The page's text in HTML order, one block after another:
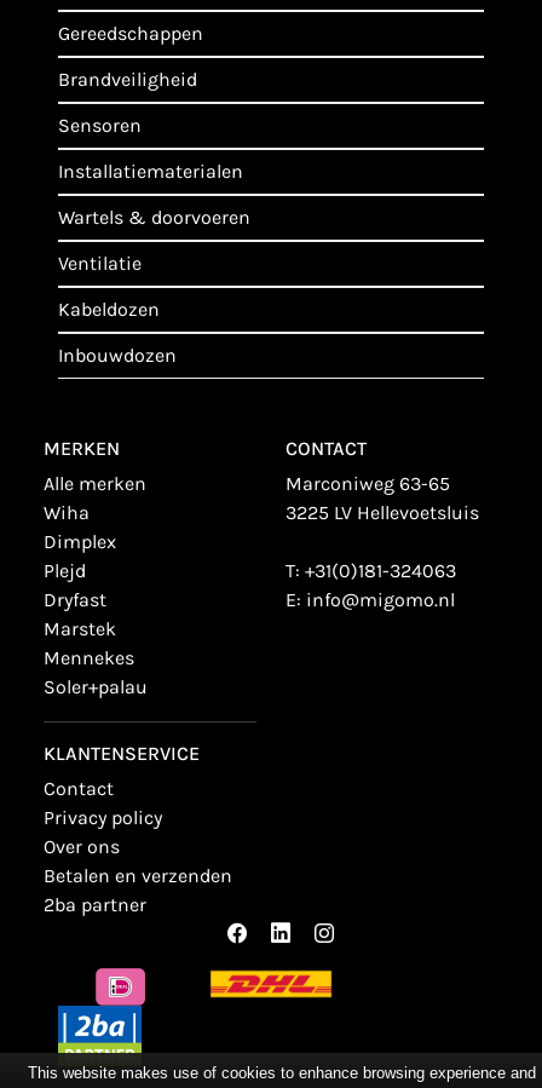
gereedschappen
brandveiligheid
sensoren
installatiematerialen
wartels & doorvoeren
ventilatie
kabeldozen
inbouwdozen
MERKEN
alle merken
wiha
dimplex
plejd
dryfast
marstek
mennekes
soler+palau
KLANTENSERVICE
contact
privacy policy
over ons
betalen en verzenden
2ba partner
CONTACT
Marconiweg 63-65
3225 LV Hellevoetsluis
T: +31(0)181-324063
E: info@migomo.nl
This website makes use of cookies to enhance browsing experience and